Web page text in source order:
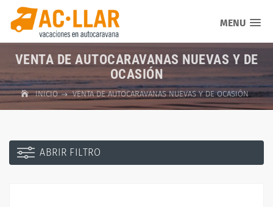
MENU
VENTA DE AUTOCARAVANAS NUEVAS Y DE
OCASIÓN
INICIO VENTA DE AUTOCARAVANAS NUEVAS Y DE OCASIÓN
ABRIR FILTRO